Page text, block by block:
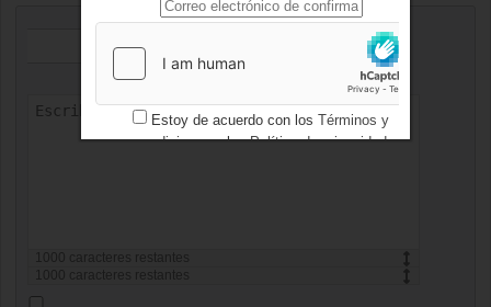
caracteres restantes
caracteres restantes
Estoy de acuerdo con los Términos y
condicionesy losPolítica de privacidad